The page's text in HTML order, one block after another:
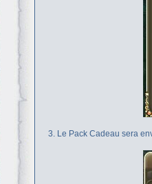
3. Le Pack Cadeau sera